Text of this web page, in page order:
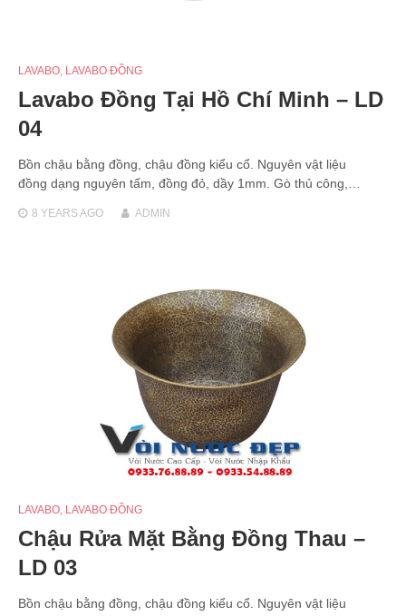
LAVABO, LAVABO ĐỒNG
Lavabo Đồng Tại Hồ Chí Minh – LD
04
Bồn chậu bằng đồng, chậu đồng kiểu cổ. Nguyên vật liệu
đồng dạng nguyên tấm, đồng đỏ, dầy 1mm. Gò thủ công,…
8 YEARSAGO ADMIN
LAVABO, LAVABO ĐỒNG
Chậu Rửa Mặt Bằng Đồng Thau –
LD 03
Bồn chậu bằng đồng, chậu đồng kiểu cổ. Nguyên vật liệu